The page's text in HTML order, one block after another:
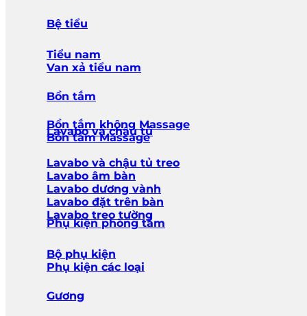
Bệ tiểu
Tiểu nam
Van xả tiểu nam
Bồn tắm
Bồn tắm không Massage
Bồn tắm Massage
Lavabo và chậu tủ
Lavabo và chậu tủ treo
Lavabo âm bàn
Lavabo dương vành
Lavabo đặt trên bàn
Lavabo treo tường
Phụ kiện phòng tắm
Bộ phụ kiện
Phụ kiện các loại
Gương